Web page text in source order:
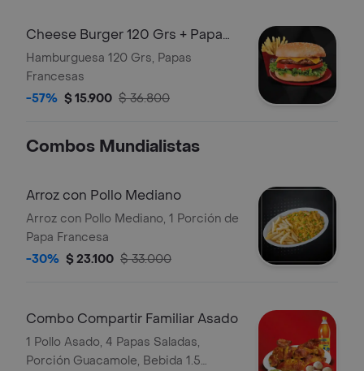
Cheese Burger 120 Grs + Papa
Francesa
Hamburguesa 120 Grs, Papas
Francesas
-57% $ 15.900 $ 36.800
Combos Mundialistas
Arroz con Pollo Mediano
Arroz con Pollo Mediano, 1 Porción de
Papa Francesa
-30% $ 23.100 $ 33.000
Combo Compartir Familiar Asado
1 Pollo Asado, 4 Papas Saladas,
Porción Guacamole, Bebida 1.5